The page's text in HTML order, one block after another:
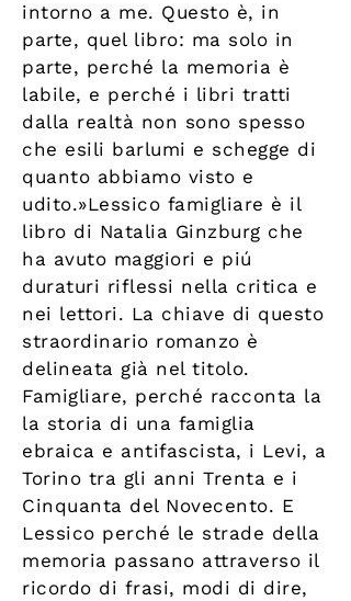
intorno a me. Questo è, in
parte, quel libro: ma solo in
parte, perché la memoria è
labile, e perché i libri tratti
dalla realtà non sono spesso
che esili barlumi e schegge di
quanto abbiamo visto e
udito.»Lessico famigliare è il
libro di Natalia Ginzburg che
ha avuto maggiori e piú
duraturi riflessi nella critica e
nei lettori. La chiave di questo
straordinario romanzo è
delineata già nel titolo.
Famigliare, perché racconta la
la storia di una famiglia
ebraica e antifascista, i Levi, a
Torino tra gli anni Trenta e i
Cinquanta del Novecento. E
Lessico perché le strade della
memoria passano attraverso il
ricordo di frasi, modi di dire,